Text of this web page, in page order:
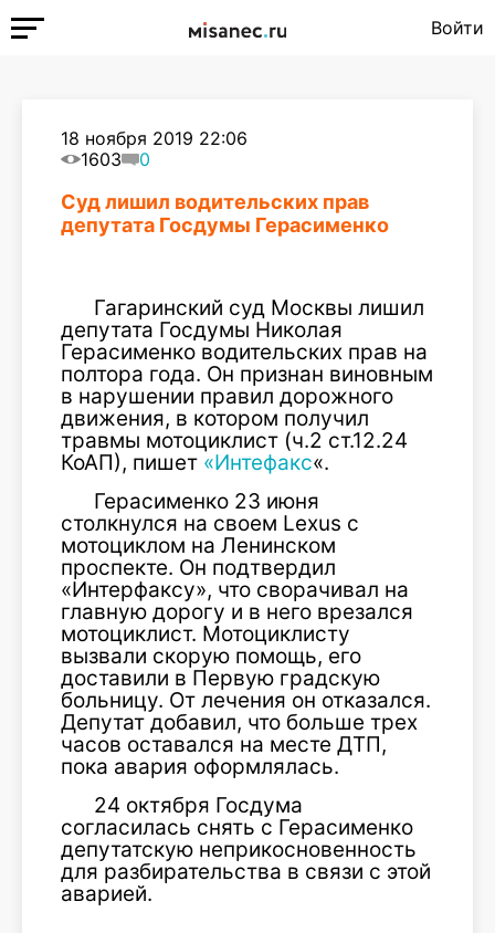
Войти
18 ноября 2019 22:06
1603
0
Суд лишил водительских прав
депутата Госдумы Герасименко
Гагаринский суд Москвы лишил
депутата Госдумы Николая
Герасименко водительских прав на
полтора года. Он признан виновным
в нарушении правил дорожного
движения, в котором получил
травмы мотоциклист (ч.2 ст.12.24
КоАП), пишет «Интефакс«.
Герасименко 23 июня
столкнулся на своем Lexus с
мотоциклом на Ленинском
проспекте. Он подтвердил
«Интерфаксу», что сворачивал на
главную дорогу и в него врезался
мотоциклист. Мотоциклисту
вызвали скорую помощь, его
доставили в Первую градскую
больницу. От лечения он отказался.
Депутат добавил, что больше трех
часов оставался на месте ДТП,
пока авария оформлялась.
24 октября Госдума
согласилась снять с Герасименко
депутатскую неприкосновенность
для разбирательства в связи с этой
аварией.